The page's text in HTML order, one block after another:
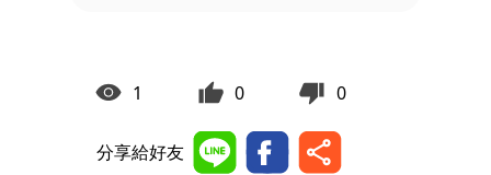
1 0 0
分享給好友